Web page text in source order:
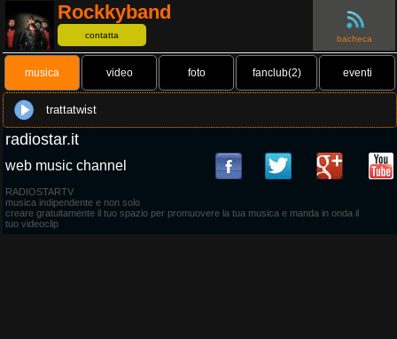
Rockkyband
contatta bacheca
musica video foto fanclub(2) eventi
trattatwist
radiostar.it
web music channel
RADIOSTARTV
musica indipendente e non solo
creare gratuitamente il tuo spazio per promuovere la tua musica e manda in onda il
tuo videoclip